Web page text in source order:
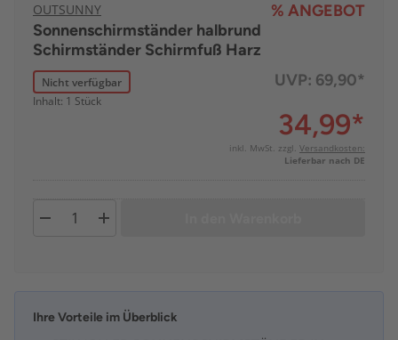
OUTSUNNY
% ANGEBOT
Sonnenschirmständer halbrund
Schirmständer Schirmfuß Harz
Nicht verfügbar
Inhalt: 1 Stück
UVP: 69,90*
34,99*
inkl. MwSt. zzgl. Versandkosten:
Lieferbar nach DE
Ihre Vorteile im Überblick